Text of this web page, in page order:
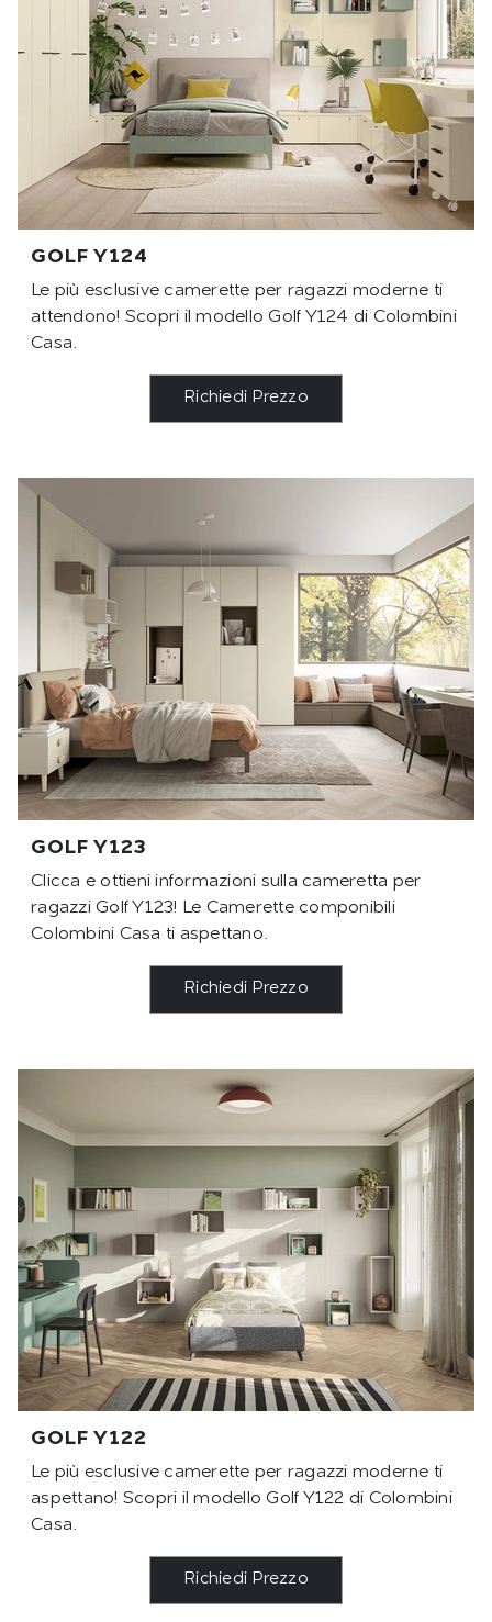
GOLF Y124
Le più esclusive camerette per ragazzi moderne ti
attendono! Scopri il modello Golf Y124 di Colombini
Casa.
Richiedi Prezzo
GOLF Y123
Clicca e ottieni informazioni sulla cameretta per
ragazzi Golf Y123! Le Camerette componibili
Colombini Casa ti aspettano.
Richiedi Prezzo
GOLF Y122
Le più esclusive camerette per ragazzi moderne ti
aspettano! Scopri il modello Golf Y122 di Colombini
Casa.
Richiedi Prezzo